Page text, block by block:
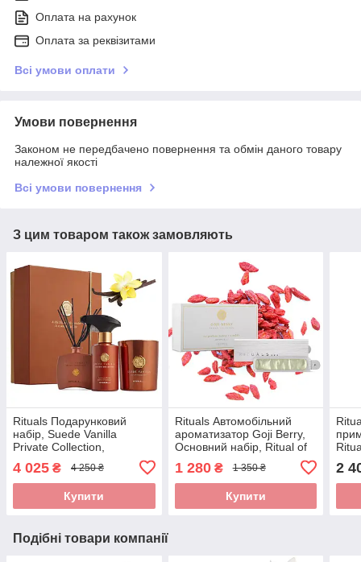
Оплата на рахунок
Оплата за реквізитами
Всі умови оплати
Умови повернення
Законом не передбачено повернення та обмін даного товару
належної якості
Всі умови повернення
З цим товаром також замовляють
Rituals Подарунковий
набір, Suede Vanilla
Private Collection,
Виробництво-Нідерланди
4 025 ₴ 4 250 ₴
Купити
Rituals Автомобільний
ароматизатор Goji Berry,
Основний набір, Ritual of
Berry Car Perfume,
Нідерланди
1 280₴ 1 350 ₴
Купити
2
Подібні товари компанії